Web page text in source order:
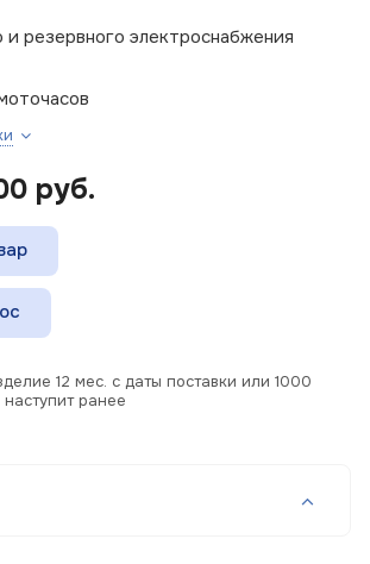
и резервного электроснабжения
руб.
12 мес. с даты поставки или 1000
ранее